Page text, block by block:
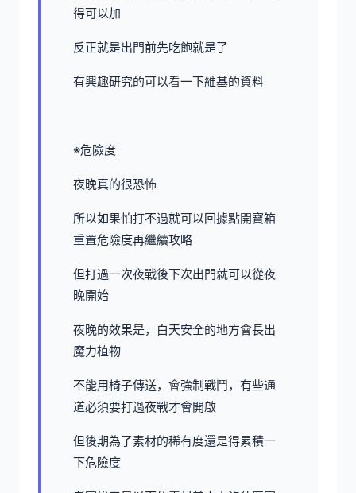
得可以加
反正就是出門前先吃飽就是了
有興趣研究的可以看一下維基的資料
※危險度
夜晚真的很恐怖
所以如果怕打不過就可以回據點開寶箱
重置危險度再繼續攻略
但打過一次夜戰後下次出門就可以從夜
晚開始
夜晚的效果是，白天安全的地方會長出
魔力植物
不能用椅子傳送，會強制戰鬥，有些通
道必須要打過夜戰才會開啟
但後期為了素材的稀有度還是得累積一
下危險度